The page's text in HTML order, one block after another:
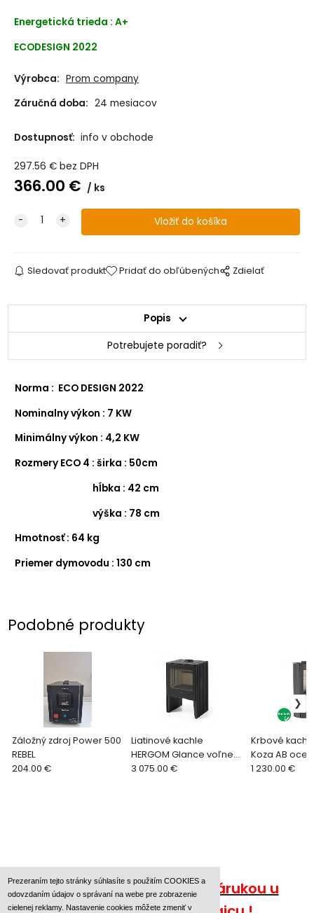
Prezeraním tejto stránky súhlasíte s použitím COOKIES a
odovzdaním údajov o správaní na webe pre zobrazenie
cielenej reklamy. Nastavenie cookies môžete zmeniť v
Energetická trieda : A+
ECODESIGN 2022
Výrobca: Prom company
Záručná doba: 24 mesiacov
Dostupnosť: info v obchode
297.56 € bez DPH
366.00 € ks
Sledovať produkt Pridať do obľúbených Zdielať
Popis
Potrebujete poradiť?
Norma : ECO DESIGN 2022
Nominalny výkon : 7 KW
Minimálny výkon : 4,2 KW
Rozmery ECO 4 : širka : 50cm
hĺbka : 42 cm
výška : 78 cm
Hmotnosť : 64 kg
Priemer dymovodu : 130 cm
Podobné produkty
Záložný zdroj Power 500
REBEL
204.00 €
Liatinové kachle
HERGOM Glance voľne
stojace
3 075.00 €
Krbové kachle
Koza AB
1 230.00 €
Nakupujte bezpečne so zárukou u